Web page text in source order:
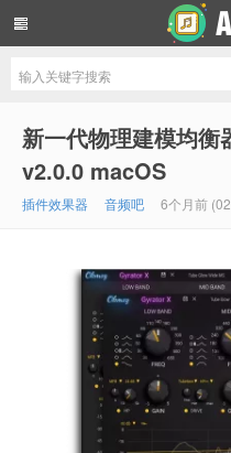
新一代物理建模均
v2.0.0 macOS
插件效果器 音频吧 6个月前